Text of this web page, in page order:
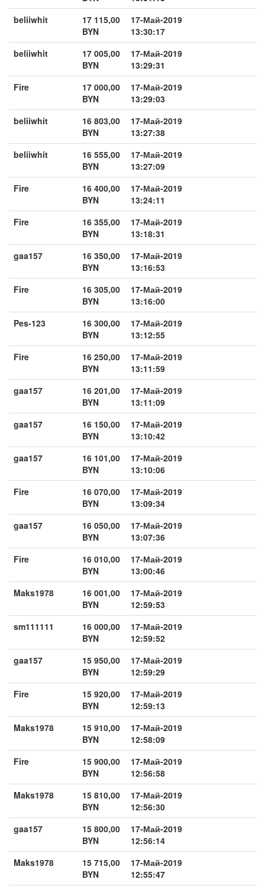
beliiwhit
17 115,00
BYN
17-Май-2019
13:30:17
beliiwhit
17 005,00
BYN
17-Май-2019
13:29:31
Fire
17 000,00
BYN
17-Май-2019
13:29:03
beliiwhit
16 803,00
BYN
17-Май-2019
13:27:38
beliiwhit
16 555,00
BYN
17-Май-2019
13:27:09
Fire
16 400,00
BYN
17-Май-2019
13:24:11
Fire
16 355,00
BYN
17-Май-2019
13:18:31
gaa157
16 350,00
BYN
17-Май-2019
13:16:53
Fire
16 305,00
BYN
17-Май-2019
13:16:00
Pes-123
16 300,00
BYN
17-Май-2019
13:12:55
Fire
16 250,00
BYN
17-Май-2019
13:11:59
gaa157
16 201,00
BYN
17-Май-2019
13:11:09
gaa157
16 150,00
BYN
17-Май-2019
13:10:42
gaa157
16 101,00
BYN
17-Май-2019
13:10:06
Fire
16 070,00
BYN
17-Май-2019
13:09:34
gaa157
16 050,00
BYN
17-Май-2019
13:07:36
Fire
16 010,00
BYN
17-Май-2019
13:00:46
Maks1978
16 001,00
BYN
17-Май-2019
12:59:53
sm111111
16 000,00
BYN
17-Май-2019
12:59:52
gaa157
15 950,00
BYN
17-Май-2019
12:59:29
Fire
15 920,00
BYN
17-Май-2019
12:59:13
Maks1978
15 910,00
BYN
17-Май-2019
12:58:09
Fire
15 900,00
BYN
17-Май-2019
12:56:58
Maks1978
15 810,00
BYN
17-Май-2019
12:56:30
gaa157
15 800,00
BYN
17-Май-2019
12:56:14
Maks1978
15 715,00
BYN
17-Май-2019
12:55:47